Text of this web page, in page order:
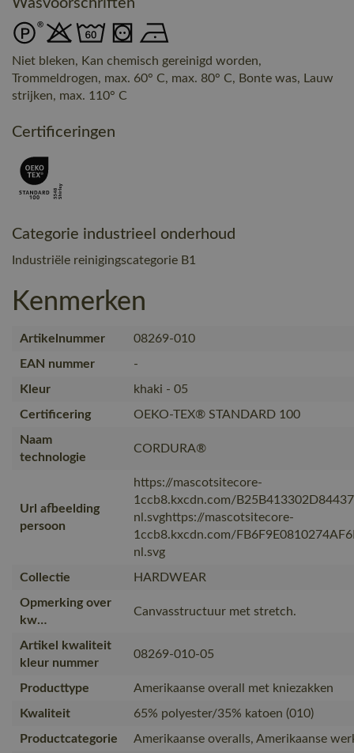
Niet bleken, Kan chemisch gereinigd worden,
Trommeldrogen, max. 60° C, max. 80° C, Bonte was, Lauw
strijken, max. 110° C
Certificeringen
Categorie industrieel onderhoud
Industriële reinigingscategorie B1
Kenmerken
Artikelnummer
08269-010
EAN nummer
-
Kleur
khaki - 05
Certificering
OEKO-TEX® STANDARD 100
Naam
technologie
CORDURA®
Url afbeelding
persoon
https://mascotsitecore-
1ccb8.kxcdn.com/
nl.svghttps://mascotsitecore-
1ccb8.kxcdn.com/
nl.svg
Collectie
HARDWEAR
Opmerking over
kw…
Canvasstructuur met stretch.
Artikel kwaliteit
kleur nummer
08269-010-05
Producttype
Amerikaanse overall met kniezakken
Kwaliteit
65% polyester/35% katoen (010)
Productcategorie
Amerikaanse overalls, Amerikaanse